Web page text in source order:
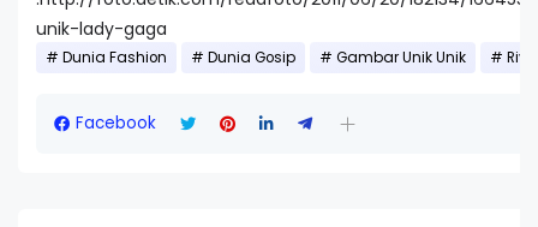
unik-lady-gaga
Dunia Fashion Dunia Gosip Gambar Unik Unik Riva
Facebook